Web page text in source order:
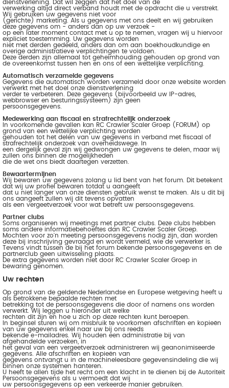
dienstverlening. Dat wil zeggen dat het doel van de
verwerking altijd direct verband houdt met de opdracht die u verstrekt.
Wij gebruiken uw gegevens niet voor
(gerichte) marketing. Als u gegevens met ons deelt en wij gebruiken
deze gegevens om - anders dan op uw verzoek -
op een later moment contact met u op te nemen, vragen wij u hiervoor
expliciet toestemming. Uw gegevens worden
niet met derden gedeeld, anders dan om aan boekhoudkundige en
overige administratieve verplichtingen te voldoen.
Deze derden zijn allemaal tot geheimhouding gehouden op grond van
de overeenkomst tussen hen en ons of een wettelijke verplichting.
Automatisch verzamelde gegevens
Gegevens die automatisch worden verzameld door onze website worden
verwerkt met het doel onze dienstverlening
verder te verbeteren. Deze gegevens (bijvoorbeeld uw IP-adres,
webbrowser en besturingssysteem) zijn geen
persoonsgegevens.
Medewerking aan fiscaal en strafrechtelijk onderzoek
In voorkomende gevallen kan RC Crawler Scaler Groep (FORUM) op
grond van een wettelijke verplichting worden
gehouden tot het delen van uw gegevens in verband met fiscaal of
strafrechtelijk onderzoek van overheidswege. In
een dergelijk geval zijn wij gedwongen uw gegevens te delen, maar wij
zullen ons binnen de mogelijkheden
die de wet ons biedt daartegen verzetten.
Bewaartermijnen
Wij bewaren uw gegevens zolang u lid bent van het forum. Dit betekent
dat wij uw profiel bewaren totdat u aangeeft
dat u niet langer van onze diensten gebruik wenst te maken. Als u dit bij
ons aangeeft zullen wij dit tevens opvatten
als een vergeetverzoek voor wat betreft uw persoonsgegevens.
Partner clubs
Soms organiseren wij meetings met partner clubs. Deze clubs hebben
soms andere informatiebehoeftes dan RC Crawler Scaler Groep.
Mochten voor zo'n meeting persoonsgegevens nodig zijn, dan worden
deze bij inschrijving gevraagd en wordt vermeld, wie de verwerker is.
Tevens vindt tussen de bij het forum bekende persoonsgegevens en de
partnerclub geen uitwisseling plaats.
De extra gegevens worden niet door RC Crawler Scaler Groep in
bewaring genomen.
Uw rechten
Op grond van de geldende Nederlandse en Europese wetgeving heeft u
als betrokkene bepaalde rechten met
betrekking tot de persoonsgegevens die door of namens ons worden
verwerkt. Wij leggen u hieronder uit welke
rechten dit zijn en hoe u zich op deze rechten kunt beroepen.
In beginsel sturen wij om misbruik te voorkomen afschriften en kopieën
van uw gegevens enkel naar uw bij ons reeds
bekende e-mailadres. Wij houden een administratie bij van
afgehandelde verzoeken, in
het geval van een vergeetverzoek administreren wij geanonimiseerde
gegevens. Alle afschriften en kopieën van
gegevens ontvangt u in de machineleesbare gegevensindeling die wij
binnen onze systemen hanteren.
U heeft te allen tijde het recht om een klacht in te dienen bij de Autoriteit
Persoonsgegevens als u vermoedt dat wij
uw persoonsgegevens op een verkeerde manier gebruiken.